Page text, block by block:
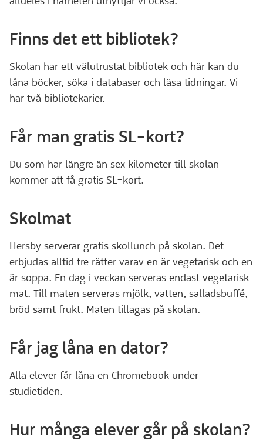
Finns det ett bibliotek?
Skolan har ett välutrustat bibliotek och här kan du
låna böcker, söka i databaser och läsa tidningar. Vi
har två bibliotekarier.
Får man gratis SL-kort?
Du som har längre än sex kilometer till skolan
kommer att få gratis SL-kort.
Skolmat
Hersby serverar gratis skollunch på skolan. Det
erbjudas alltid tre rätter varav en är vegetarisk och en
är soppa. En dag i veckan serveras endast vegetarisk
mat. Till maten serveras mjölk, vatten, salladsbuffé,
bröd samt frukt. Maten tillagas på skolan.
Får jag låna en dator?
Alla elever får låna en Chromebook under
studietiden.
Hur många elever går på skolan?